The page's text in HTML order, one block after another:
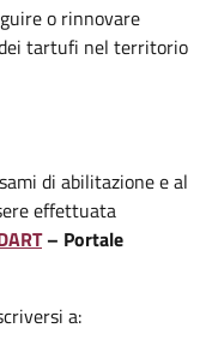
o rinnovare
tartufi nel territorio
di abilitazione e al
effettuata
– Portale
a: